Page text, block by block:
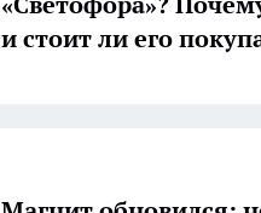
и стоит ли его